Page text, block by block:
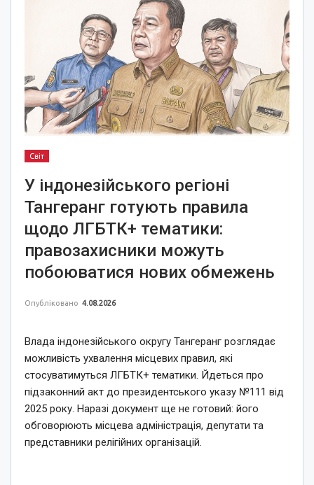
Світ
У індонезійського регіоні
Тангеранг готують правила
щодо ЛГБТК+ тематики:
правозахисники можуть
побоюватися нових обмежень
Опубліковано 4.08.2026
Влада індонезійського округу Тангеранг розглядає
можливість ухвалення місцевих правил, які
стосуватимуться ЛГБТК+ тематики. Йдеться про
підзаконний акт до президентського указу №111 від
2025 року. Наразі документ ще не готовий: його
обговорюють місцева адміністрація, депутати та
представники релігійних організацій.